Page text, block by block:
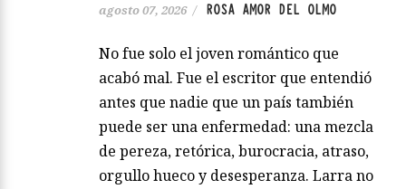
agosto 07, 2026 / ROSA AMOR DEL OLMO
No fue solo el joven romántico que
acabó mal. Fue el escritor que entendió
antes que nadie que un país también
puede ser una enfermedad: una mezcla
de pereza, retórica, burocracia, atraso,
orgullo hueco y desesperanza. Larra no